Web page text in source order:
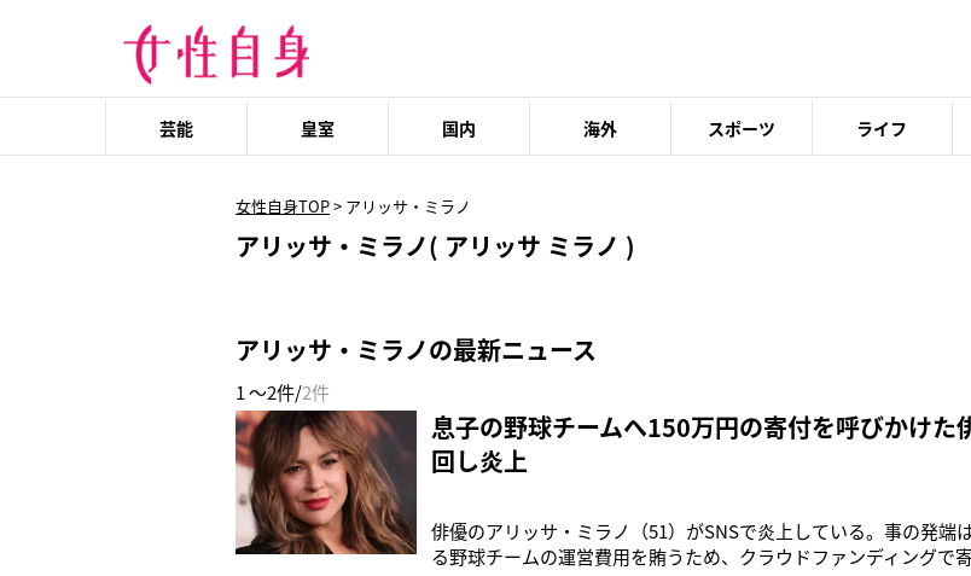
芸能 皇室 国内 海外 スポーツ ライフ
女性自身TOP> アリッサ・ミラノ
アリッサ・ミラノ( アリッサ ミラノ )
アリッサ・ミラノの最新ニュース
1 ～2件/2件
息子の野球チームへ150万円の寄付を呼びかけた
回し炎上
俳優のアリッサ・ミラノ（51）がSNSで炎上している。事の発端
る野球チームの運営費用を賄うため、クラウドファンディングで